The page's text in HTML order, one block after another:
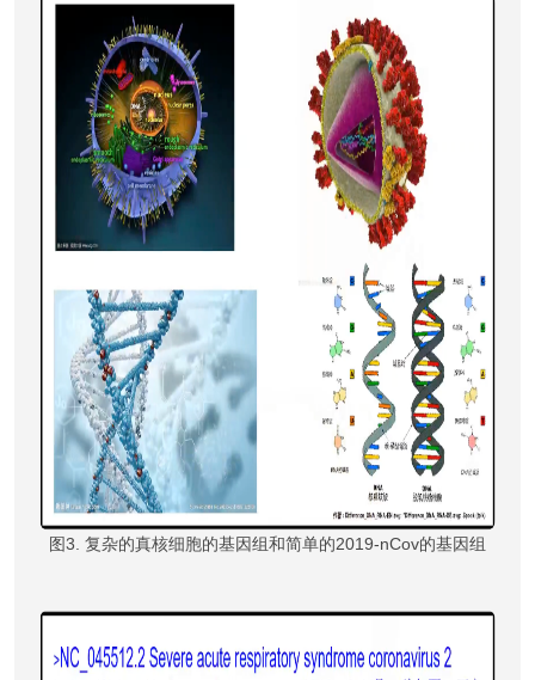
图3. 复杂的真核细胞的基因组和简单的2019-nCov的基因组